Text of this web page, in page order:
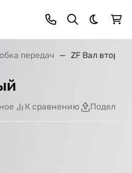
Темная
передач ZF Вал
К сравнению